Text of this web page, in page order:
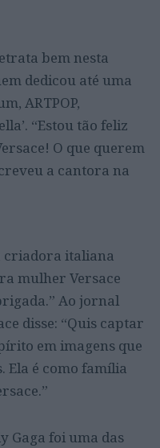
bem nesta
dedicou até uma
ARTPOP,
“Estou tão feliz
O que querem
a cantora na
criadora italiana
mulher Versace
Ao jornal
disse: “Quis captar
em imagens que
Ela é como família
Gaga foi uma das